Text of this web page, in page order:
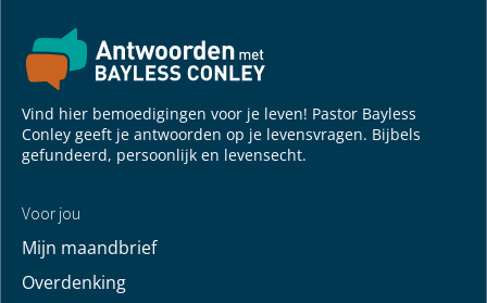
Vind hier bemoedigingen voor je leven! Pastor Bayless
Conley geeft je antwoorden op je levensvragen. Bijbels
gefundeerd, persoonlijk en levensecht.
Voor jou
Mijn maandbrief
Overdenking